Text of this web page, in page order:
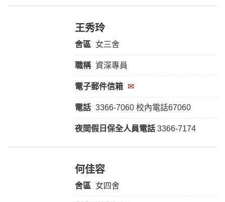
王秀玲
舍區 女三舍
職稱 資深專員
電子郵件信箱 ✉
電話 3366-7060 校內電話67060
夜間假日保全人員電話 3366-7174
何佳容
舍區 女四舍